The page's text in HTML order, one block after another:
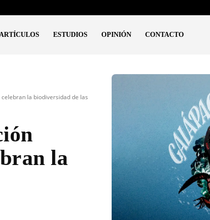
ESTUDIOS OPINIÓN CONTACTO
la biodiversidad de las
la